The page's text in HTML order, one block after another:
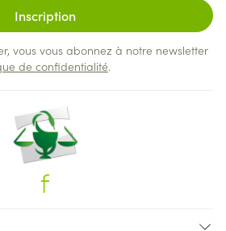
Inscription
vous vous abonnez à notre newsletter
de confidentialité.